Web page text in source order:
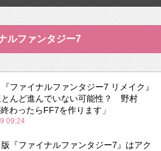
ルファンタジー7
『ファイナルファンタジー7 リメイク』
とんど進んでいない可能性？ 野村
終わったらFF7を作ります」
09:24
版『ファイナルファンタジー7』はアク